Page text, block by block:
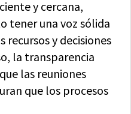
y cercana,
tener una voz sólida
recursos y decisiones
la transparencia
las reuniones
que los procesos